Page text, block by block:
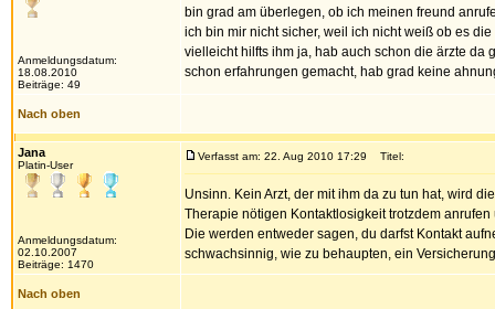
Anmeldungsdatum:
18.08.2010
Beiträge: 49
bin grad am überlegen, ob ich meinen freund
ich bin mir nicht sicher, weil ich nicht weiß ob es
vielleicht hilfts ihm ja, hab auch schon die ärzte da
schon erfahrungen gemacht, hab grad keine
Nach oben
Jana
Platin-User
Anmeldungsdatum:
02.10.2007
Beiträge: 1470
Verfasst am: 22. Aug 2010 17:29 Titel:
Unsinn. Kein Arzt, der mit ihm da zu tun hat, wird
Therapie nötigen Kontaktlosigkeit trotzdem
Die werden entweder sagen, du darfst Kontakt
schwachsinnig, wie zu behaupten, ein
Nach oben